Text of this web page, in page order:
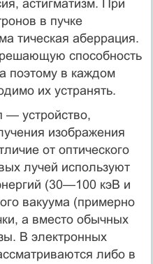
астигматизм. При
в пучке
тическая аберрация.
способность
поэтому в каждом
их устранять.
— устройство,
изображения
от оптического
лучей используют
(30—100 кэВ и
вакуума (примерно
а вместо обычных
В электронных
либо в